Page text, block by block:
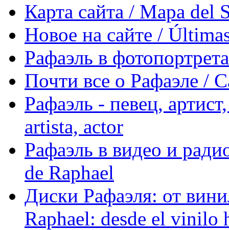
Карта сайта / Mapa del
Новое на сайте /
Рафаэль в
Почти все о Рафаэле /
Рафаэль - певец,
artista, actor
Рафаэль в видео и
de Raphael
Диски Рафаэля: от
Raphael: desde el vinilo